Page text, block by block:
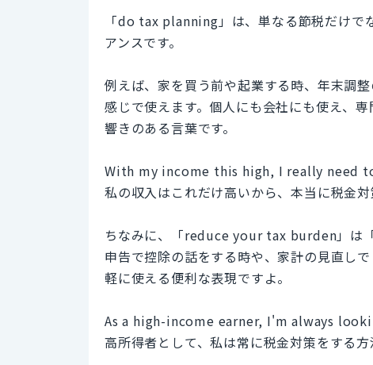
「do tax planning」は、単なる節税だけで
アンスです。
例えば、家を買う前や起業する時、年末調
感じで使えます。個人にも会社にも使え、
響きのある言葉です。
With my income this high, I really need
私の収入はこれだけ高いから、本当に税金対
ちなみに、「reduce your tax burden」は
申告で控除の話をする時や、家計の見直し
軽に使える便利な表現ですよ。
As a high-income earner, I'm always
高所得者として、私は常に税金対策をする方